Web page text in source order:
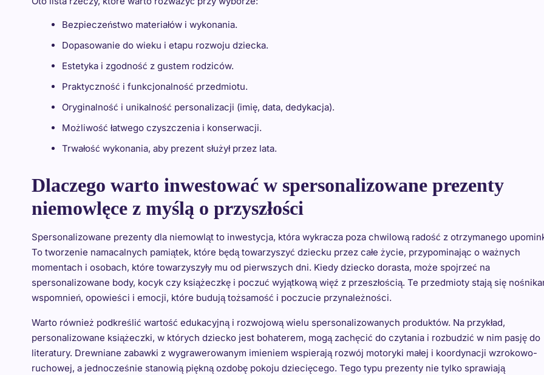
Bezpieczeństwo materiałów i wykonania.
Dopasowanie do wieku i etapu rozwoju dziecka.
Estetyka i zgodność z gustem rodziców.
Praktyczność i funkcjonalność przedmiotu.
Oryginalność i unikalność personalizacji (imię, data, dedykacja).
Możliwość łatwego czyszczenia i konserwacji.
Trwałość wykonania, aby prezent służył przez lata.
Dlaczego warto inwestować w spersonalizowane prezenty
niemowlęce z myślą o przyszłości
Spersonalizowane prezenty dla niemowląt to inwestycja, która wykracza poza chwilową radość z otrzymanego
To tworzenie namacalnych pamiątek, które będą towarzyszyć dziecku przez całe życie, przypominając o ważnych
momentach i osobach, które towarzyszyły mu od pierwszych dni. Kiedy dziecko dorasta, może spojrzeć na
spersonalizowane body, kocyk czy książeczkę i poczuć wyjątkową więź z przeszłością. Te przedmioty stają się
wspomnień, opowieści i emocji, które budują tożsamość i poczucie przynależności.
Warto również podkreślić wartość edukacyjną i rozwojową wielu spersonalizowanych produktów. Na przykład,
personalizowane książeczki, w których dziecko jest bohaterem, mogą zachęcić do czytania i rozbudzić w nim pasję do
literatury. Drewniane zabawki z wygrawerowanym imieniem wspierają rozwój motoryki małej i koordynacji wzrokowo-
ruchowej, a jednocześnie stanowią piękną ozdobę pokoju dziecięcego. Tego typu prezenty nie tylko sprawiają